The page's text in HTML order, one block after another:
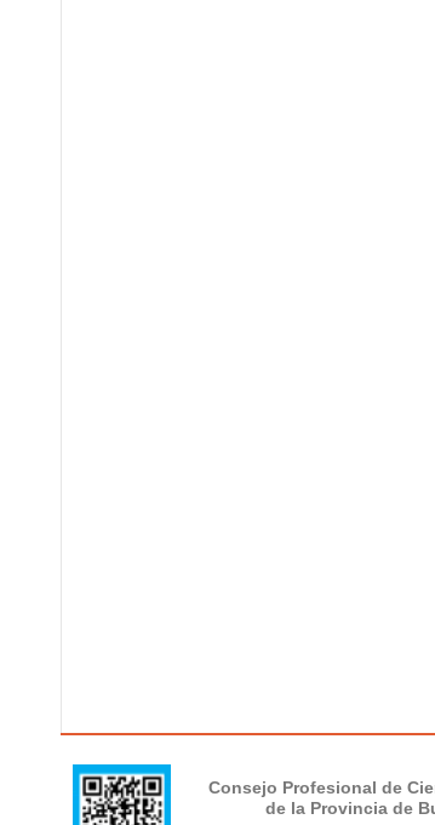
Consejo Profesional de
de la Provincia de